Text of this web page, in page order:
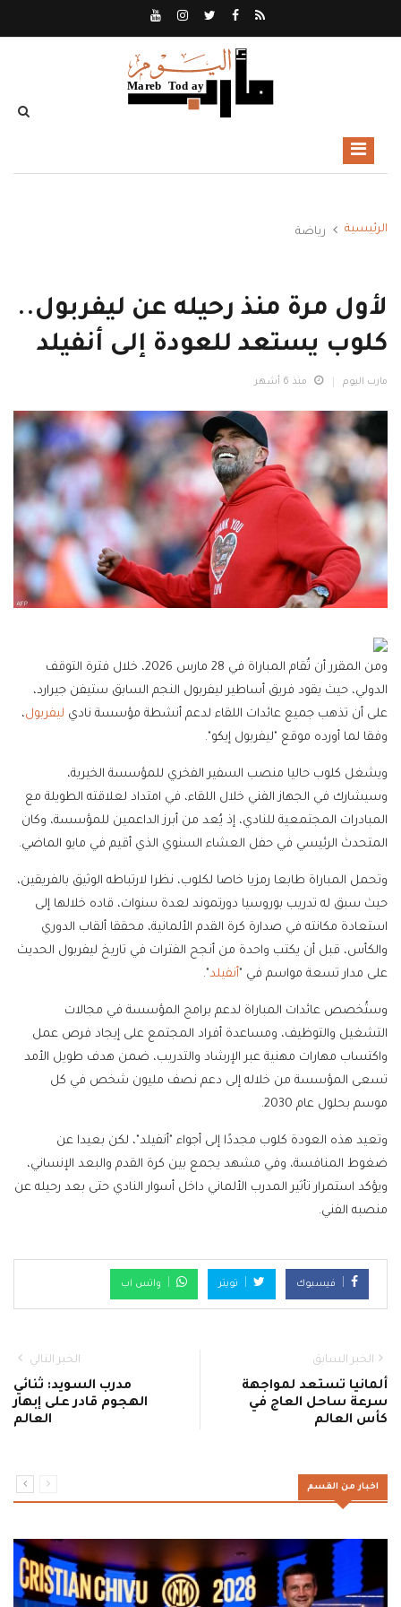
الرئيسية رياضة
لأول مرة منذ رحيله عن ليفربول..
كلوب يستعد للعودة إلى أنفيلد
مارب اليوم منذ 6 أشهر
ومن المقرر أن تُقام المباراة في 28 مارس 2026، خلال فترة التوقف
الدولي، حيث يقود فريق أساطير ليفربول النجم السابق ستيفن جيرارد،
على أن تذهب جميع عائدات اللقاء لدعم أنشطة مؤسسة نادي ليفربول،
وفقا لما أورده موقع "ليفربول إيكو".
ويشغل كلوب حاليا منصب السفير الفخري للمؤسسة الخيرية،
وسيشارك في الجهاز الفني خلال اللقاء، في امتداد لعلاقته الطويلة مع
المبادرات المجتمعية للنادي، إذ يُعد من أبرز الداعمين للمؤسسة، وكان
المتحدث الرئيسي في حفل العشاء السنوي الذي أقيم في مايو الماضي.
وتحمل المباراة طابعا رمزيا خاصا لكلوب، نظرا لارتباطه الوثيق بالفريقين،
حيث سبق له تدريب بوروسيا دورتموند لعدة سنوات، قاده خلالها إلى
استعادة مكانته في صدارة كرة القدم الألمانية، محققا ألقاب الدوري
والكأس، قبل أن يكتب واحدة من أنجح الفترات في تاريخ ليفربول الحديث
على مدار تسعة مواسم في "أنفيلد".
وستُخصص عائدات المباراة لدعم برامج المؤسسة في مجالات
التشغيل والتوظيف، ومساعدة أفراد المجتمع على إيجاد فرص عمل
واكتساب مهارات مهنية عبر الإرشاد والتدريب، ضمن هدف طويل الأمد
تسعى المؤسسة من خلاله إلى دعم نصف مليون شخص في كل
موسم بحلول عام 2030.
وتعيد هذه العودة كلوب مجددًا إلى أجواء "أنفيلد"، لكن بعيدا عن
ضغوط المنافسة، وفي مشهد يجمع بين كرة القدم والبعد الإنساني،
ويؤكد استمرار تأثير المدرب الألماني داخل أسوار النادي حتى بعد رحيله عن
منصبه الفني.
فيسبوك تويتر واتس اب
الخبر السابق
ألمانيا تستعد لمواجهة
سرعة ساحل العاج في
كأس العالم
الخبر التالي
مدرب السويد: ثنائي
الهجوم قادر على إبهار
العالم
اخبار من القسم